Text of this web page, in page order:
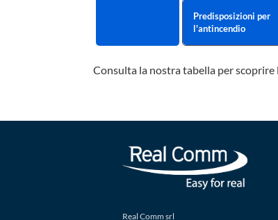
Predisposizioni per
l'antincendio
Consulta la nostra tabella per
Real Comm srl